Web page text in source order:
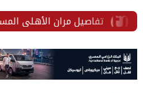
تفاصيل مران الأهلي المسائي